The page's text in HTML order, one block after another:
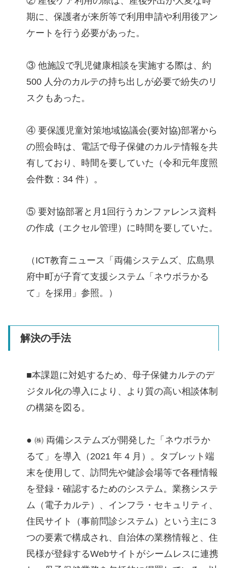
期に、保護者が来所等で利用申請や利用後アン
ケートを行う必要があった。
③ 他施設で乳児健康相談を実施する際は、約
500 人分のカルテの持ち出しが必要で紛失のリ
スクもあった。
④ 要保護児童対策地域協議会(要対協)部署から
の照会時は、電話で母子保健のカルテ情報を共
有しており、時間を要していた（令和元年度照
会件数：34 件）。
⑤ 要対協部署と月1回行うカンファレンス資料
の作成（エクセル管理）に時間を要していた。
（ICT教育ニュース「両備システムズ、広島県
府中町が子育て支援システム「ネウボラかる
て」を採用」参照。）
解決の手法
■本課題に対処するため、母子保健カルテのデ
ジタル化の導入により、より質の高い相談体制
の構築を図る。
● ㈱ 両備システムズが開発した「ネウボラか
るて」を導入（2021 年 4 月）。タブレット端
末を使用して、訪問先や健診会場等で各種情報
を登録・確認するためのシステム。業務システ
ム（電子カルテ）、インフラ・セキュリティ、
住民サイト（事前問診システム）という主に３
つの要素で構成され、自治体の業務情報と、住
民様が登録するWebサイトがシームレスに連携